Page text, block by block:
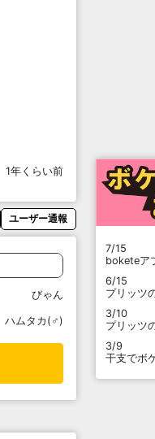
1年くらい前
ユーザー通報
びゃん
ハムタカ(♂)
7/15
boketeア
6/15
プリッツ
3/10
プリッツ
3/9
干支でボ